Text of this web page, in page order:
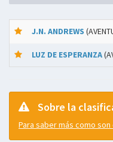
J.N. ANDREWS
LUZ DE ESPERANZA
Sobre la
Para saber más como